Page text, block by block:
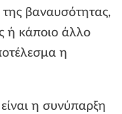
της βαναυσότητας,
ή κάποιο άλλο
η
η συνύπαρξη